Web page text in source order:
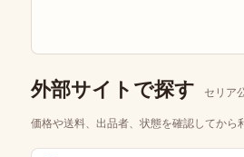
外部サイトで探す セリア
価格や送料、出品者、状態を確認してから